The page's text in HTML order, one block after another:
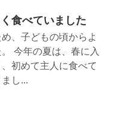
食べていました
、子どもの頃からよ
今年の夏は、春に入
初めて主人に食べて
し...